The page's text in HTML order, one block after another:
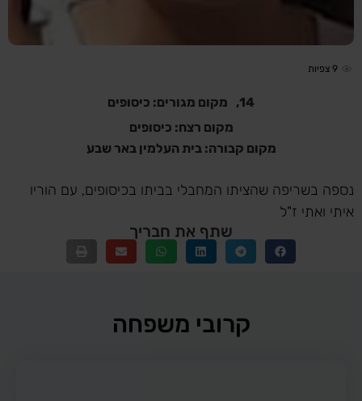
9 צפיות
14,
מקום מגורים: כיסופים
מקום רצח: כיסופים
מקום קבורה: בית העלמין באר שבע
נספה בשריפה שהציתו המחבלי בביתו בכיסופים, עם הוריו
איתי ואתי ז"ל
שתף את חבריך
קרובי משפחה